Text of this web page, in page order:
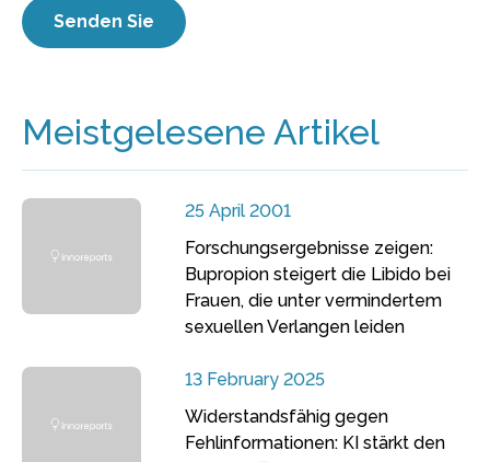
Meistgelesene Artikel
25 April 2001
Forschungsergebnisse zeigen:
Bupropion steigert die Libido bei
Frauen, die unter vermindertem
sexuellen Verlangen leiden
13 February 2025
Widerstandsfähig gegen
Fehlinformationen: KI stärkt den